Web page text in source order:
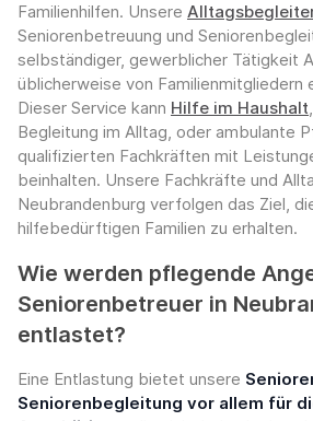
Familienhilfen. Unsere
Seniorenbetreuung und
selbständiger, gewerblicher Tätigkeit
üblicherweise von Familienmitgliedern
Dieser Service kann Hilfe im Haushalt
Begleitung im Alltag, oder ambulante
qualifizierten Fachkräften mit
beinhalten. Unsere Fachkräfte und
Neubrandenburg verfolgen das Ziel,
hilfebedürftigen Familien zu erhalten.
Wie werden pflegende
Seniorenbetreuer in
entlastet?
Eine Entlastung bietet unsere
Seniorenbegleitung vor allem für